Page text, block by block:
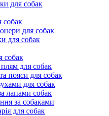
для собак
собак
для собак
для собак
собак
плям для собак
пояси для собак
для собак
лапами собак
за собаками
для собак